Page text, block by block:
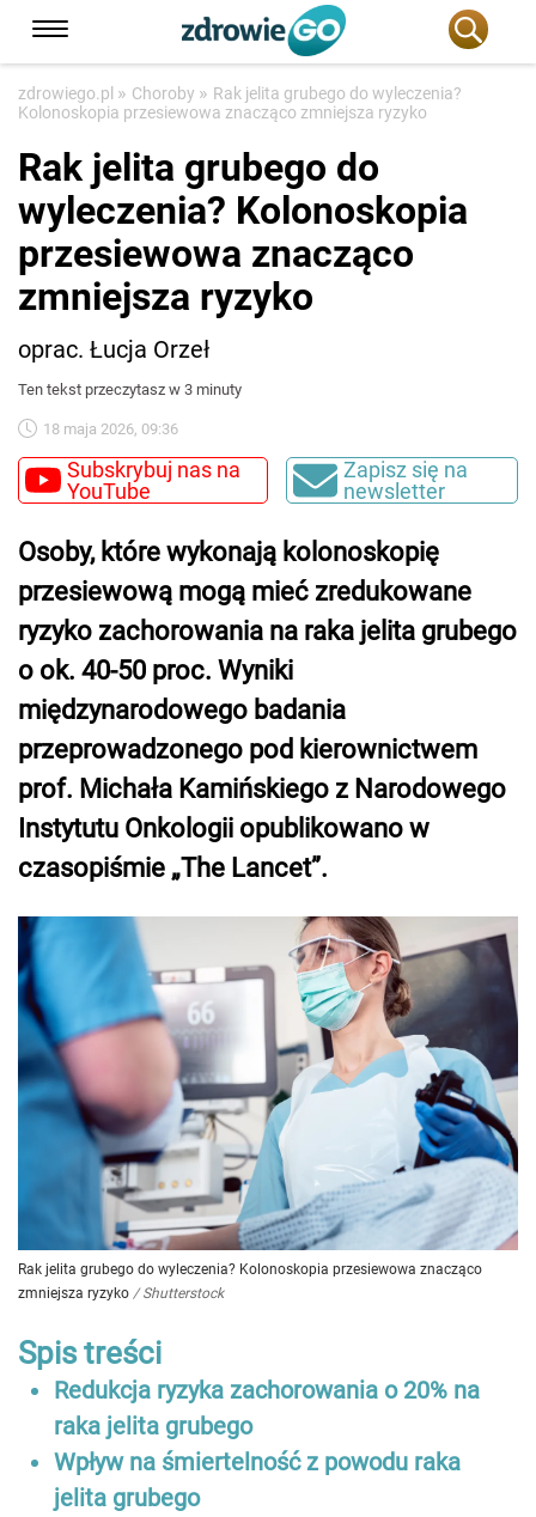
zdrowiego.pl » Choroby » Rak jelita grubego do wyleczenia?
Kolonoskopia przesiewowa znacząco zmniejsza ryzyko
Rak jelita grubego do
wyleczenia? Kolonoskopia
przesiewowa znacząco
zmniejsza ryzyko
oprac. Łucja Orzeł
Ten tekst przeczytasz w 3 minuty
18 maja 2026, 09:36
Subskrybuj nas na
YouTube
Zapisz się na
newsletter
Osoby, które wykonają kolonoskopię
przesiewową mogą mieć zredukowane
ryzyko zachorowania na raka jelita grubego
o ok. 40-50 proc. Wyniki
międzynarodowego badania
przeprowadzonego pod kierownictwem
prof. Michała Kamińskiego z Narodowego
Instytutu Onkologii opublikowano w
czasopiśmie „The Lancet”.
Rak jelita grubego do wyleczenia? Kolonoskopia przesiewowa znacząco
zmniejsza ryzyko / Shutterstock
Spis treści
Redukcja ryzyka zachorowania o 20% na
raka jelita grubego
Wpływ na śmiertelność z powodu raka
jelita grubego